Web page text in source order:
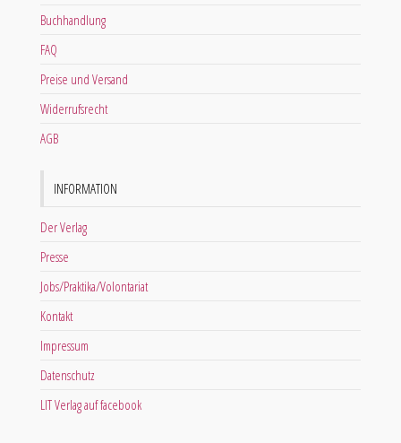
Buchhandlung
FAQ
Preise und Versand
Widerrufsrecht
AGB
INFORMATION
Der Verlag
Presse
Jobs/Praktika/Volontariat
Kontakt
Impressum
Datenschutz
LIT Verlag auf facebook